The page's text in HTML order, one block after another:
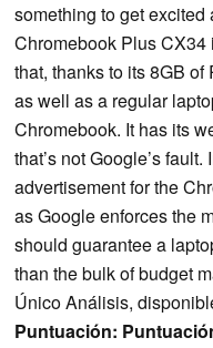
something to get
Chromebook Plus
that, thanks to its 8GB
as well as a regular
Chromebook. It has its
that’s not Google’s
advertisement for the
as Google enforces the
should guarantee a
than the bulk of budget
Único Análisis,
Puntuación: